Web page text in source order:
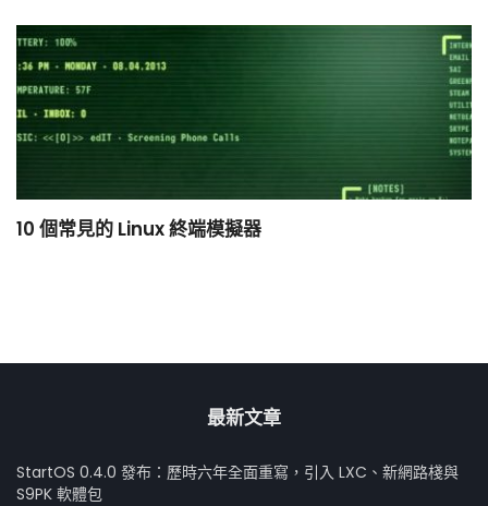
10 個常見的 Linux 終端模擬器
最新文章
StartOS 0.4.0 發布：歷時六年全面重寫，引入 LXC、新網路棧與
S9PK 軟體包